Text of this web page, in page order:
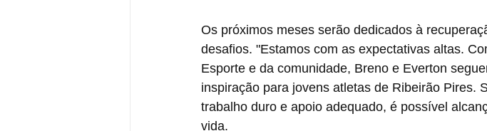
Os próximos meses serão dedicados à
desafios. "Estamos com as expectativas altas.
Esporte e da comunidade, Breno e Everton
inspiração para jovens atletas de Ribeirão Pires.
trabalho duro e apoio adequado, é possível
vida.